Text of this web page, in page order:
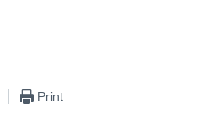
Print